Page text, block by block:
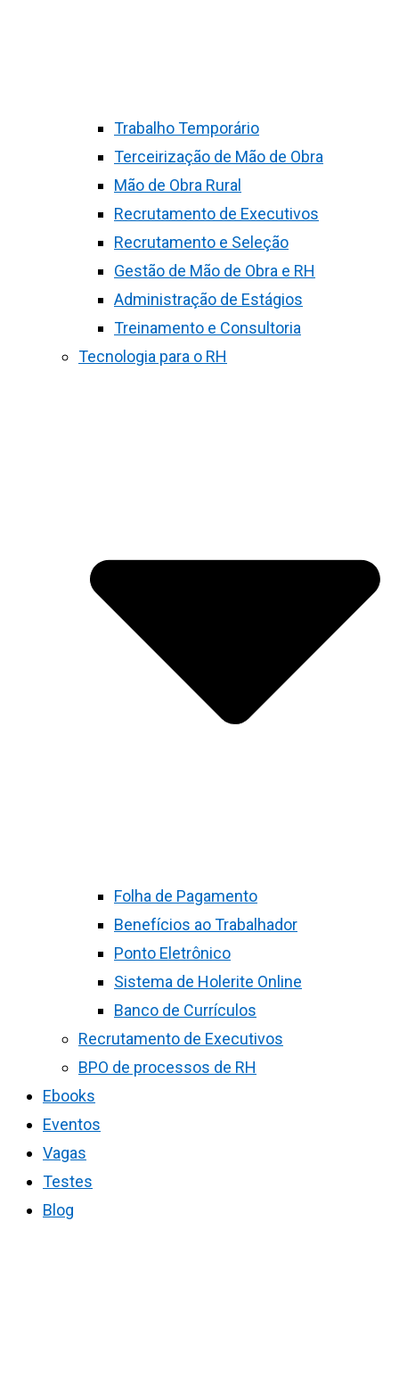
Trabalho Temporário
Terceirização de Mão de Obra
Mão de Obra Rural
Recrutamento de Executivos
Recrutamento e Seleção
Gestão de Mão de Obra e RH
Administração de Estágios
Treinamento e Consultoria
Tecnologia para o RH
Folha de Pagamento
Benefícios ao Trabalhador
Ponto Eletrônico
Sistema de Holerite Online
Banco de Currículos
Recrutamento de Executivos
BPO de processos de RH
Ebooks
Eventos
Vagas
Testes
Blog